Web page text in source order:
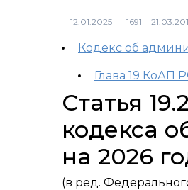
1691
Кодекс об
Глава 19 КоАП
Статья
кодекса
на 2026
(в ред.